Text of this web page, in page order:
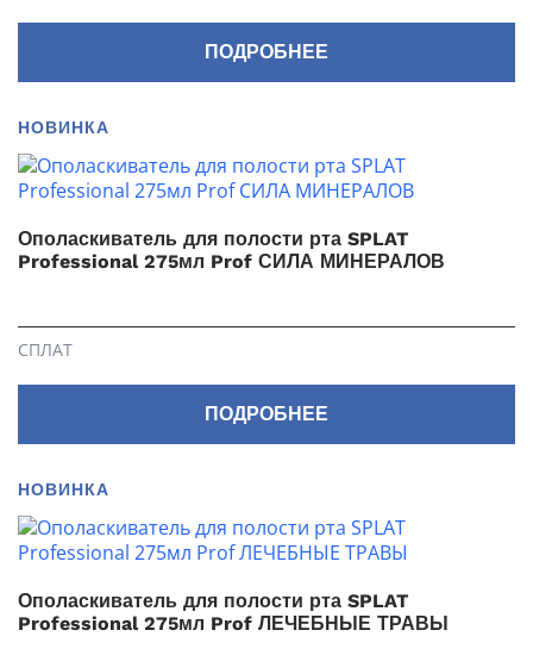
ПОДРОБНЕЕ
НОВИНКА
Ополаскиватель для полости рта SPLAT
Professional 275мл Prof СИЛА МИНЕРАЛОВ
СПЛАТ
ПОДРОБНЕЕ
НОВИНКА
Ополаскиватель для полости рта SPLAT
Professional 275мл Prof ЛЕЧЕБНЫЕ ТРАВЫ